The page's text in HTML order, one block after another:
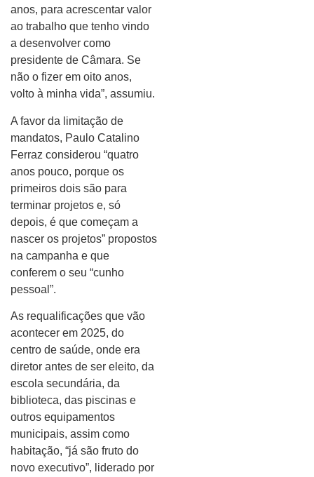
anos, para acrescentar valor
ao trabalho que tenho vindo
a desenvolver como
presidente de Câmara. Se
não o fizer em oito anos,
volto à minha vida”, assumiu.
A favor da limitação de
mandatos, Paulo Catalino
Ferraz considerou “quatro
anos pouco, porque os
primeiros dois são para
terminar projetos e, só
depois, é que começam a
nascer os projetos” propostos
na campanha e que
conferem o seu “cunho
pessoal”.
As requalificações que vão
acontecer em 2025, do
centro de saúde, onde era
diretor antes de ser eleito, da
escola secundária, da
biblioteca, das piscinas e
outros equipamentos
municipais, assim como
habitação, “já são fruto do
novo executivo”, liderado por